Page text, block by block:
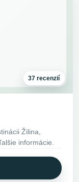
37 recenzií
Žilina,
informácie.